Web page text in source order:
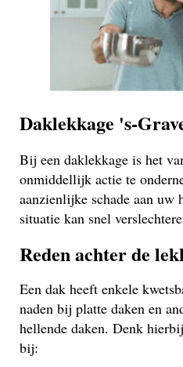
Daklekkage 's-
Bij een daklekkage is het
onmiddellijk actie te
aanzienlijke schade aan uw
situatie kan snel
Reden achter de
Een dak heeft enkele
naden bij platte daken en
hellende daken. Denk
bij: